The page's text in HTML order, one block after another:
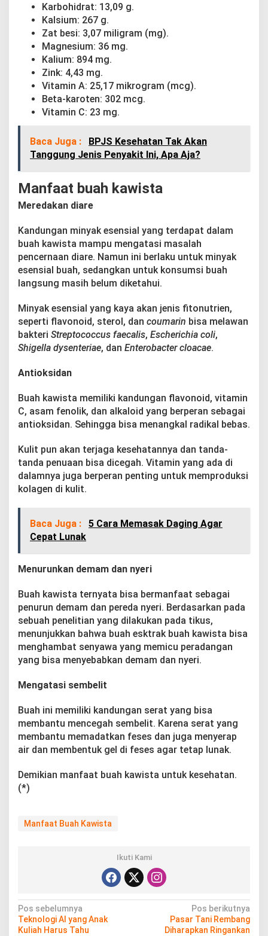
Karbohidrat: 13,09 g.
Kalsium: 267 g.
Zat besi: 3,07 miligram (mg).
Magnesium: 36 mg.
Kalium: 894 mg.
Zink: 4,43 mg.
Vitamin A: 25,17 mikrogram (mcg).
Beta-karoten: 302 mcg.
Vitamin C: 23 mg.
Baca Juga :
BPJS Kesehatan Tak Akan
Tanggung Jenis Penyakit Ini, Apa Aja?
Manfaat buah kawista
Meredakan diare
Kandungan minyak esensial yang terdapat dalam
buah kawista mampu mengatasi masalah
pencernaan diare. Namun ini berlaku untuk minyak
esensial buah, sedangkan untuk konsumsi buah
langsung masih belum diketahui.
Minyak esensial yang kaya akan jenis fitonutrien,
seperti flavonoid, sterol, dan coumarin bisa melawan
bakteri Streptococcus faecalis, Escherichia coli,
Shigella dysenteriae, dan Enterobacter cloacae.
Antioksidan
Buah kawista memiliki kandungan flavonoid, vitamin
C, asam fenolik, dan alkaloid yang berperan sebagai
antioksidan. Sehingga bisa menangkal radikal bebas.
Kulit pun akan terjaga kesehatannya dan tanda-
tanda penuaan bisa dicegah. Vitamin yang ada di
dalamnya juga berperan penting untuk memproduksi
kolagen di kulit.
Baca Juga :
5 Cara Memasak Daging Agar
Cepat Lunak
Menurunkan demam dan nyeri
Buah kawista ternyata bisa bermanfaat sebagai
penurun demam dan pereda nyeri. Berdasarkan pada
sebuah penelitian yang dilakukan pada tikus,
menunjukkan bahwa buah esktrak buah kawista bisa
menghambat senyawa yang memicu peradangan
yang bisa menyebabkan demam dan nyeri.
Mengatasi sembelit
Buah ini memiliki kandungan serat yang bisa
membantu mencegah sembelit. Karena serat yang
membantu memadatkan feses dan juga menyerap
air dan membentuk gel di feses agar tetap lunak.
Demikian manfaat buah kawista untuk kesehatan.
(*)
Manfaat Buah Kawista
Ikuti Kami
N
a
Pos sebelumnya
Teknologi AI yang Anak
Kuliah Harus Tahu
Pos berikutnya
Pasar Tani Rembang
Diharapkan Ringankan